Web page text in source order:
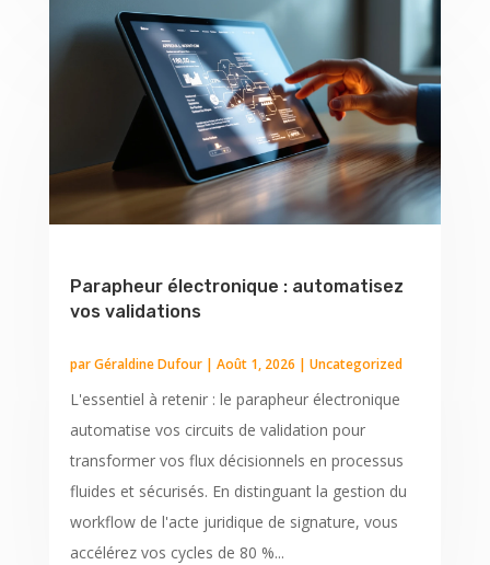
Parapheur électronique : automatisez
vos validations
parGéraldine Dufour| Août 1, 2026 | Uncategorized
L'essentiel à retenir : le parapheur électronique
automatise vos circuits de validation pour
transformer vos flux décisionnels en processus
fluides et sécurisés. En distinguant la gestion du
workflow de l'acte juridique de signature, vous
accélérez vos cycles de 80 %...